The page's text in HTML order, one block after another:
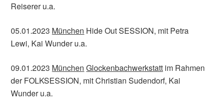
Reiserer u.a.
05.01.2023 München Hide Out SESSION, mit Petra
Lewi, Kai Wunder u.a.
09.01.2023 München Glockenbachwerkstatt im Rahmen
der FOLKSESSION, mit Christian Sudendorf, Kai
Wunder u.a.